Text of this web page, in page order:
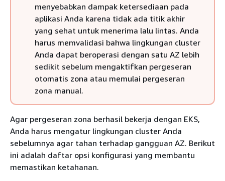
menyebabkan dampak ketersediaan pada
aplikasi Anda karena tidak ada titik akhir
yang sehat untuk menerima lalu lintas. Anda
harus memvalidasi bahwa lingkungan cluster
Anda dapat beroperasi dengan satu AZ lebih
sedikit sebelum mengaktifkan pergeseran
otomatis zona atau memulai pergeseran
zona manual.
Agar pergeseran zona berhasil bekerja dengan EKS,
Anda harus mengatur lingkungan cluster Anda
sebelumnya agar tahan terhadap gangguan AZ. Berikut
ini adalah daftar opsi konfigurasi yang membantu
memastikan ketahanan.